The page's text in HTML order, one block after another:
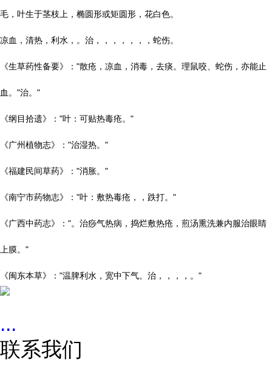
毛，叶生于茎枝上，椭圆形或矩圆形，花白色。
凉血，清热，利水，。治，，，，，，，蛇伤。
《生草药性备要》："散疮，凉血，消毒，去痰。理鼠咬、蛇伤，亦能止
血。"治。"
《纲目拾遗》："叶：可贴热毒疮。"
《广州植物志》："治湿热。"
《福建民间草药》："消胀。"
《南宁市药物志》："叶：敷热毒疮，，跌打。"
《广西中药志》："。治痧气热病，捣烂敷热疮，煎汤熏洗兼内服治眼睛
上膜。"
《闽东本草》："温脾利水，宽中下气。治，，，，。"
...
联系我们